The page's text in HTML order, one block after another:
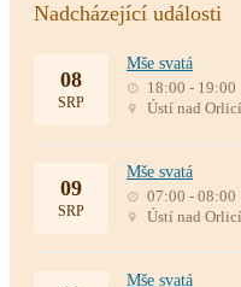
Nadcházející události
08
SRP
Mše svatá
18:00 - 19:00
Ústí nad
09
SRP
Mše svatá
07:00 - 08:00
Ústí nad
Mše svatá